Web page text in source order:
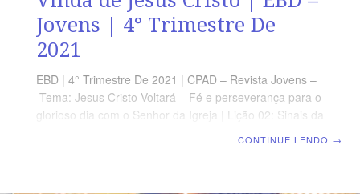
Jovens | 4° Trimestre De
2021
EBD | 4° Trimestre De 2021 | CPAD – Revista Jovens –
Tema: Jesus Cristo Voltará – Fé e perseverança para o
glorioso dia com o Senhor da Igreja | Lição 02: Sinais da
CONTINUE LENDO →